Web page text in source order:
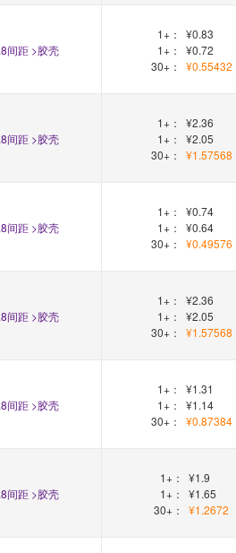
间距 >胶壳
1+：
¥0.83
1+：
¥0.72
30+：
¥0.55432
间距 >胶壳
1+：
¥2.36
1+：
¥2.05
30+：
¥1.57568
间距 >胶壳
1+：
¥0.74
1+：
¥0.64
30+：
¥0.49576
间距 >胶壳
1+：
¥2.36
1+：
¥2.05
30+：
¥1.57568
间距 >胶壳
1+：
¥1.31
1+：
¥1.14
30+：
¥0.87384
间距 >胶壳
1+：
¥1.9
1+：
¥1.65
30+：
¥1.2672